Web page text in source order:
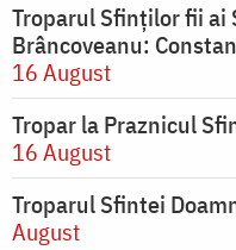
Troparul Sfinților fii
Brâncoveanu:
16 August
Tropar la Praznicul
16 August
Troparul Sfintei
August